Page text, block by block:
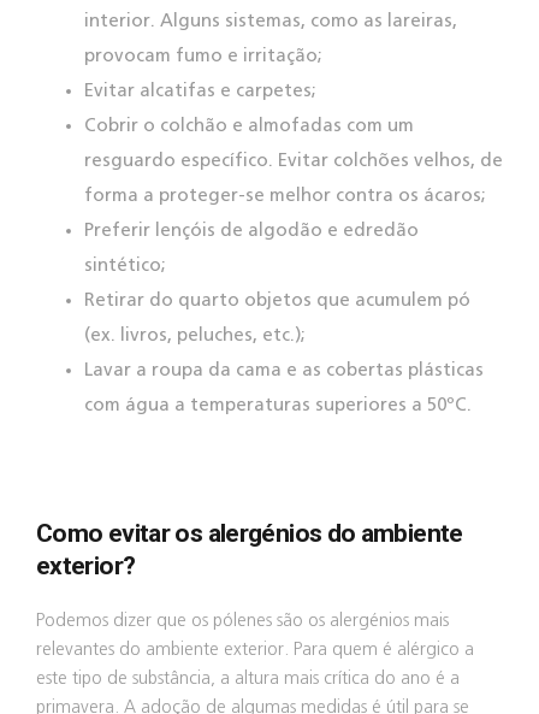
interior. Alguns sistemas, como as lareiras,
provocam fumo e irritação;
Evitar alcatifas e carpetes;
Cobrir o colchão e almofadas com um
resguardo específico. Evitar colchões velhos, de
forma a proteger-se melhor contra os ácaros;
Preferir lençóis de algodão e edredão
sintético;
Retirar do quarto objetos que acumulem pó
(ex. livros, peluches, etc.);
Lavar a roupa da cama e as cobertas plásticas
com água a temperaturas superiores a 50ºC.
Como evitar os alergénios do ambiente
exterior?
Podemos dizer que os pólenes são os alergénios mais
relevantes do ambiente exterior. Para quem é alérgico a
este tipo de substância, a altura mais crítica do ano é a
primavera. A adoção de algumas medidas é útil para se